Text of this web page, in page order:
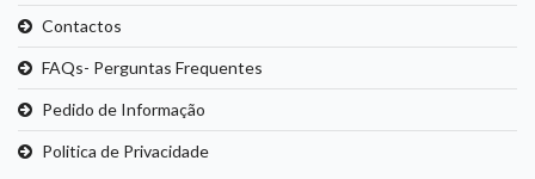
Contactos
FAQs- Perguntas Frequentes
Pedido de Informação
Politica de Privacidade